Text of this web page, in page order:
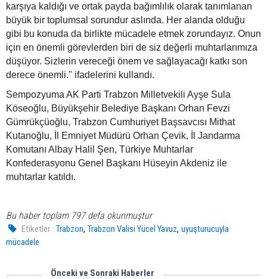
karşıya kaldığı ve ortak payda bağımlılık olarak tanımlanan
büyük bir toplumsal sorundur aslında. Her alanda olduğu
gibi bu konuda da birlikte mücadele etmek zorundayız. Onun
için en önemli görevlerden biri de siz değerli muhtarlarımıza
düşüyor. Sizlerin vereceği önem ve sağlayacağı katkı son
derece önemli." ifadelerini kullandı.
Sempozyuma AK Parti Trabzon Milletvekili Ayşe Sula
Köseoğlu, Büyükşehir Belediye Başkanı Orhan Fevzi
Gümrükçüoğlu, Trabzon Cumhuriyet Başsavcısı Mithat
Kutanoğlu, İl Emniyet Müdürü Orhan Çevik, İl Jandarma
Komutanı Albay Halil Şen, Türkiye Muhtarlar
Konfederasyonu Genel Başkanı Hüseyin Akdeniz ile
muhtarlar katıldı.
Bu haber toplam 797 defa okunmuştur
Etiketler : Trabzon,Trabzon Valisi Yücel Yavuz,uyuşturucuyla
mücadele
Önceki ve Sonraki Haberler